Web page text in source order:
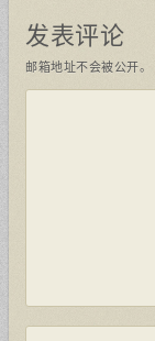
发表评论
邮箱地址不会被公开。